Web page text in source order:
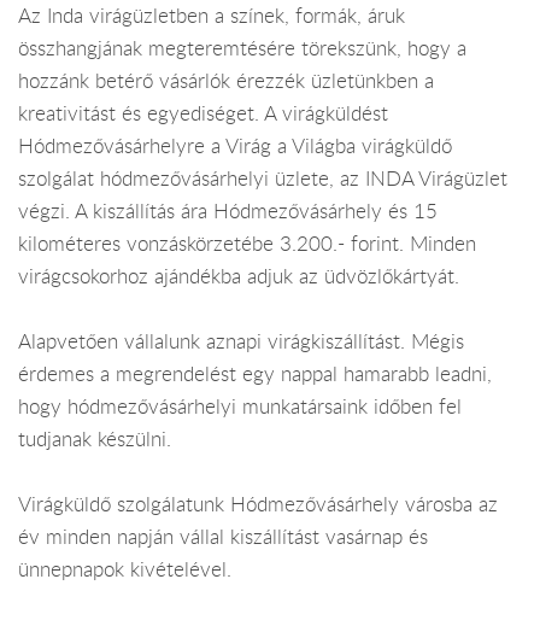
Az Inda virágüzletben a színek, formák, áruk
összhangjának megteremtésére törekszünk, hogy a
hozzánk betérő vásárlók érezzék üzletünkben a
kreativitást és egyediséget. A virágküldést
Hódmezővásárhelyre a Virág a Világba virágküldő
szolgálat hódmezővásárhelyi üzlete, az INDA Virágüzlet
végzi. A kiszállítás ára Hódmezővásárhely és 15
kilométeres vonzáskörzetébe 3.200.- forint. Minden
virágcsokorhoz ajándékba adjuk az üdvözlőkártyát.
Alapvetően vállalunk aznapi virágkiszállítást. Mégis
érdemes a megrendelést egy nappal hamarabb leadni,
hogy hódmezővásárhelyi munkatársaink időben fel
tudjanak készülni.
Virágküldő szolgálatunk Hódmezővásárhely városba az
év minden napján vállal kiszállítást vasárnap és
ünnepnapok kivételével.